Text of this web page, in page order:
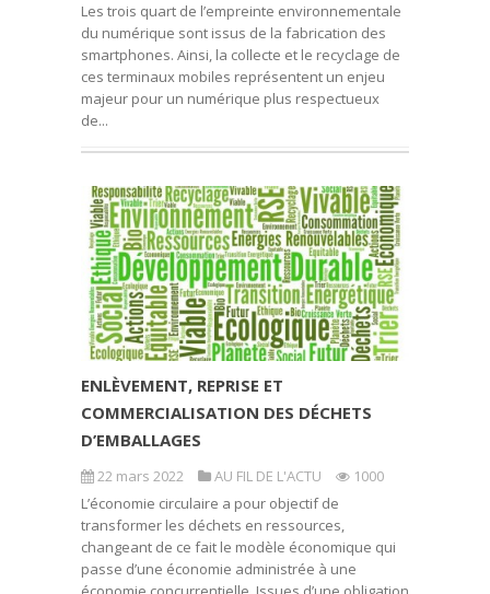
Les trois quart de l’empreinte environnementale
du numérique sont issus de la fabrication des
smartphones. Ainsi, la collecte et le recyclage de
ces terminaux mobiles représentent un enjeu
majeur pour un numérique plus respectueux
de...
ENLÈVEMENT, REPRISE ET
COMMERCIALISATION DES DÉCHETS
D’EMBALLAGES
22 mars 2022 AU FIL DE L'ACTU
1000
L’économie circulaire a pour objectif de
transformer les déchets en ressources,
changeant de ce fait le modèle économique qui
passe d’une économie administrée à une